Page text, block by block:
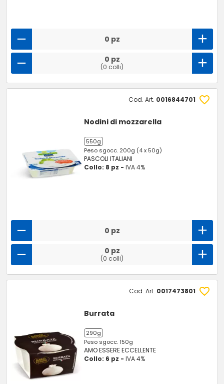
0 pz
0 pz
(0 colli)
Cod. Art. 0016844701
Nodini di mozzarella
550g
Peso sgocc. 200g (4 x 50g)
PASCOLI ITALIANI
Collo: 8 pz -IVA 4%
0 pz
0 pz
(0 colli)
Cod. Art. 0017473801
Burrata
290g
Peso sgocc. 150g
AMO ESSERE ECCELLENTE
Collo: 6 pz -IVA 4%